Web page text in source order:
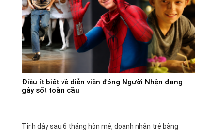
Điều ít biết về diễn viên đóng Người Nhện đang
gây sốt toàn cầu
Tỉnh dậy sau 6 tháng hôn mê, doanh nhân trẻ bàng